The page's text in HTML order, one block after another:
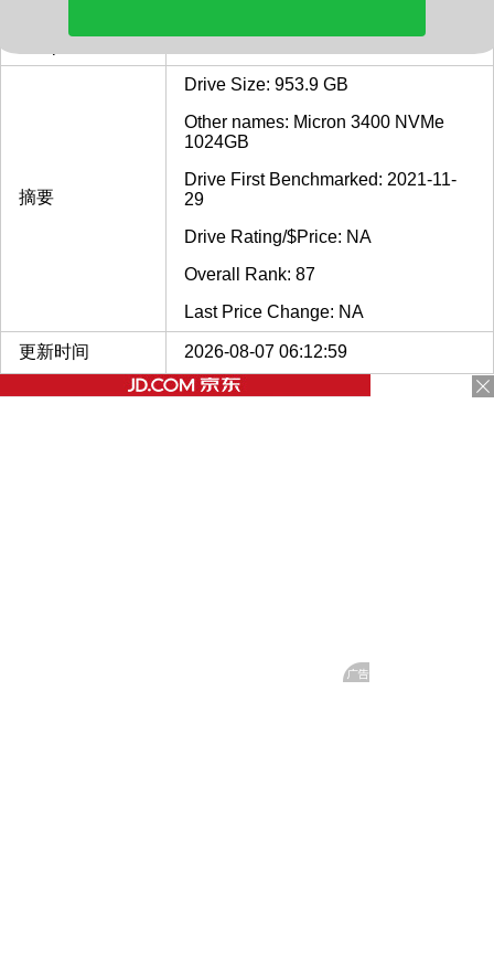
摘要
Drive Size: 953.9 GB
Other names: Micron 3400 NVMe
1024GB
Drive First Benchmarked: 2021-11-
29
Drive Rating/$Price: NA
Overall Rank: 87
Last Price Change: NA
更新时间 2026-08-07 06:12:59